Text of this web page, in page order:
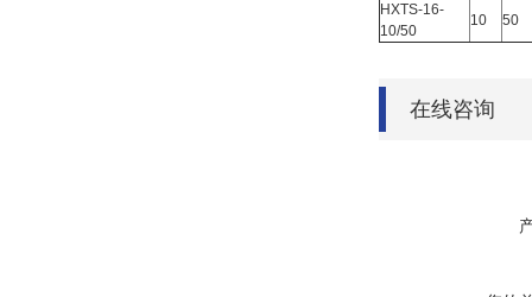
HXTS-16-
10/50
10 50
在线咨询